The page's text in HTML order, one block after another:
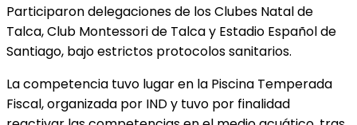
Participaron delegaciones de los Clubes Natal de
Talca, Club Montessori de Talca y Estadio Español de
Santiago, bajo estrictos protocolos sanitarios.
La competencia tuvo lugar en la Piscina Temperada
Fiscal, organizada por IND y tuvo por finalidad